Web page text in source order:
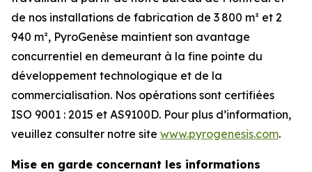
de nos installations de fabrication de 3 800 m² et 2
940 m², PyroGenèse maintient son avantage
concurrentiel en demeurant à la fine pointe du
développement technologique et de la
commercialisation. Nos opérations sont certifiées
ISO 9001 : 2015 et AS9100D. Pour plus d’information,
veuillez consulter notre site www.pyrogenesis.com.
Mise en garde concernant les informations